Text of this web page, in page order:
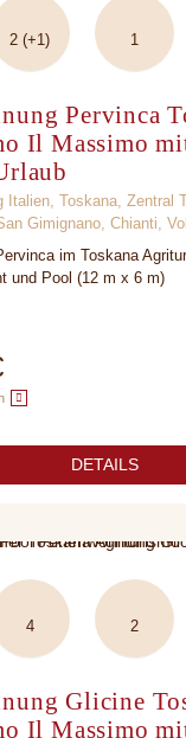
2 (+1) 1
Pervinca
Il Massimo
Italien, Toskana, Zentral
Gimignano, Chianti,
im Toskana
und Pool (12 m x 6 m)
DETAILS
4 2
Glicine
Il Massimo